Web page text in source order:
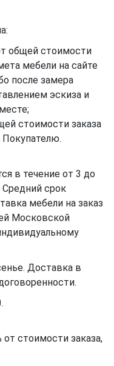
общей стоимости
мебели на сайте
после замера
эскиза и
стоимости заказа
в течение от 3 до
Средний срок
мебели на заказ
Московской
Доставка в
стоимости заказа,